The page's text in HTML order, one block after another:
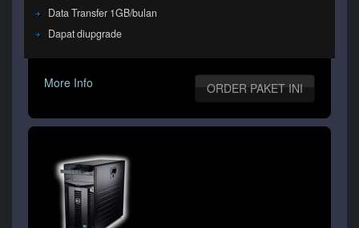
Data Transfer 1GB/bulan
Dapat diupgrade
More Info ORDER PAKET INI